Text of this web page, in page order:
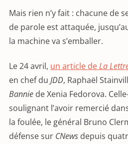
Mais rien n’y fait : chacune de
de parole est attaquée,
la machine va s’emballer.
Le 24 avril, un article deLa
en chef du JDD, Raphaël
Bannie de Xenia Fedorova.
soulignant l’avoir remercié
la foulée, le général Bruno
défense sur CNews depuis